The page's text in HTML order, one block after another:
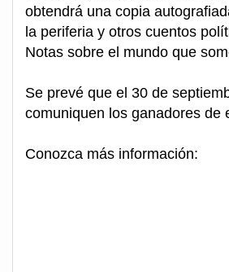
obtendrá una copia
la periferia y otros cuentos
Notas sobre el mundo que
Se prevé que el 30 de
comuniquen los ganadores de
Conozca más información: